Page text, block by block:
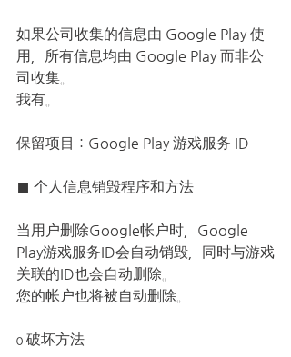
如果公司收集的信息由 Google Play 使
用，所有信息均由 Google Play 而非公
司收集。
我有。
保留项目：Google Play 游戏服务 ID
■ 个人信息销毁程序和方法
当用户删除Google帐户时，Google
Play游戏服务ID会自动销毁，同时与游戏
关联的ID也会自动删除。
您的帐户也将被自动删除。
ο 破坏方法